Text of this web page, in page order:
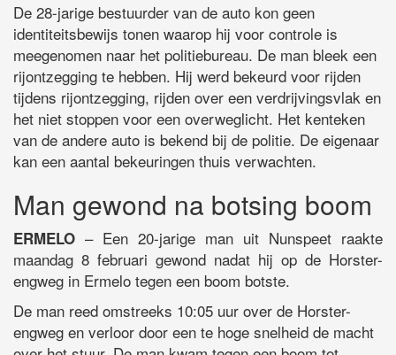
De 28-jarige bestuurder van de auto kon geen
identiteitsbewijs tonen waarop hij voor controle is
meegenomen naar het politiebureau. De man bleek een
rijontzegging te hebben. Hij werd bekeurd voor rijden
tijdens rijontzegging, rijden over een verdrijvingsvlak en
het niet stoppen voor een overweglicht. Het kenteken
van de andere auto is bekend bij de politie. De eigenaar
kan een aantal bekeuringen thuis verwachten.
Man gewond na botsing boom
ERMELO – Een 20-jarige man uit Nunspeet raakte
maandag 8 februari gewond nadat hij op de Horster-
engweg in Ermelo tegen een boom botste.
De man reed omstreeks 10:05 uur over de Horster-
engweg en verloor door een te hoge snelheid de macht